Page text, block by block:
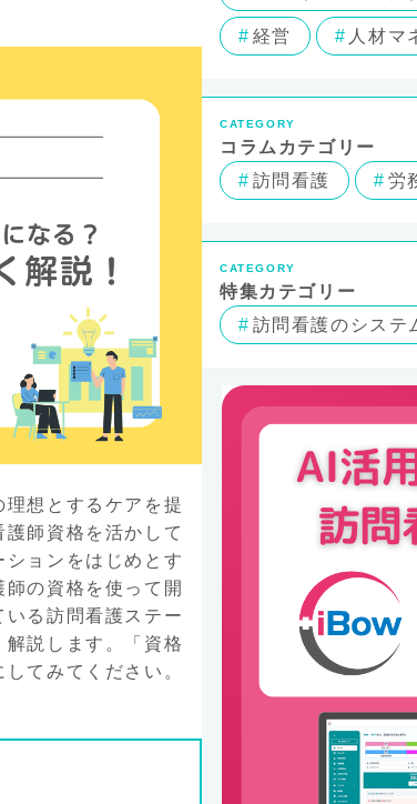
想とするケアを提
師資格を活かして
ョンをはじめとす
の資格を使って開
る訪問看護ステー
説します。「資格
てみてください。
経営 人材マ
CATEGORY
コラムカテゴリー
訪問看護
労
CATEGORY
特集カテゴリー
訪問看護のシステ